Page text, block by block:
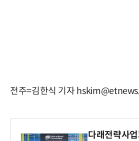
전주=김한식 기자
다래전략사